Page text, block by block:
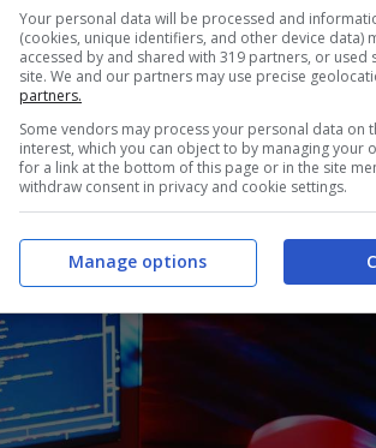
girano su TikTok
hanno segnalato la presenza di
Si tratta di video condivisi da
metodi per ottenere
e Microsoft Office.
Your personal data will be processed and
(cookies, unique identifiers, and other device data)
accessed by and shared with 319 partners, or used
site. We and our partners may use precise
partners.
Some vendors may process your personal data on
interest, which you can object to by managing your
for a link at the bottom of this page or in the site
withdraw consent in privacy and cookie settings.
Manage options